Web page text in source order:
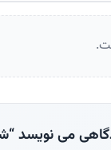
می نویسد